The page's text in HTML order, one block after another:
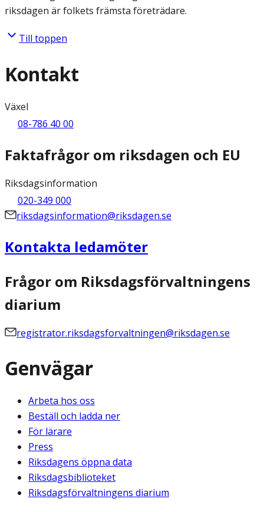
riksdagen är folkets främsta företrädare.
Till toppen
Kontakt
Växel
08-786 40 00
Faktafrågor om riksdagen och EU
Riksdagsinformation
020-349 000
riksdagsinformation@riksdagen.se
Kontakta ledamöter
Frågor om Riksdagsförvaltningens
diarium
registrator.riksdagsforvaltningen@riksdagen.se
Genvägar
Arbeta hos oss
Beställ och ladda ner
För lärare
Press
Riksdagens öppna data
Riksdagsbiblioteket
Riksdagsförvaltningens diarium